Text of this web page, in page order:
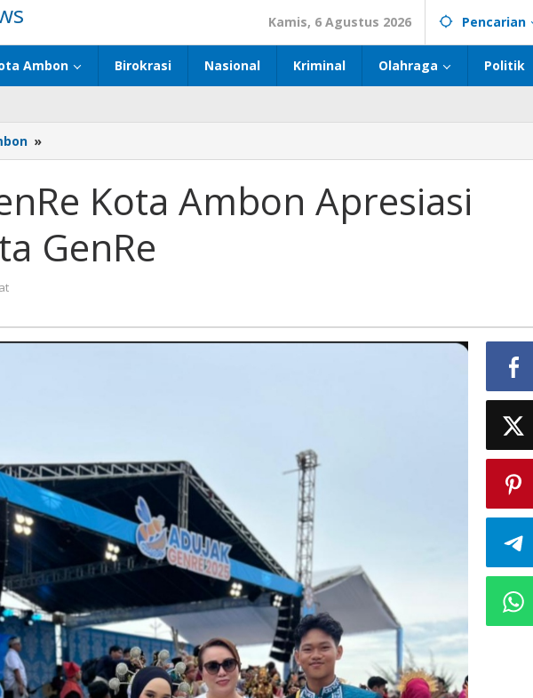
Kamis, 6 Agustus 2026 Pencarian
Ambon Birokrasi Nasional Kriminal Olahraga Politik
»
GenRe
Ambon
Apresiasi
Ajang
Duta
Kota Ambon Apresiasi
GenRe